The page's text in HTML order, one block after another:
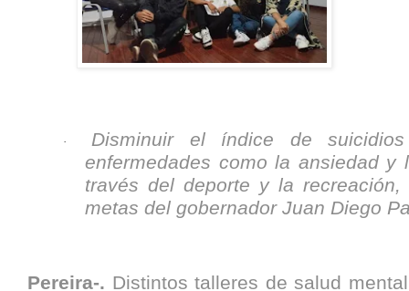
·
Disminuir el índice de
enfermedades como la ansiedad y
través del deporte y la
metas del gobernador Juan Diego
Pereira-. Distintos talleres de salud